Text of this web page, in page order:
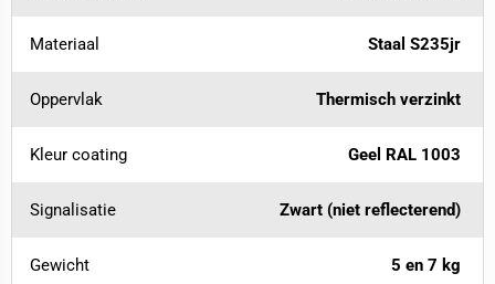
Materiaal Staal S235jr
Oppervlak Thermisch verzinkt
Kleur coating Geel RAL 1003
Signalisatie Zwart (niet reflecterend)
Gewicht 5 en 7 kg